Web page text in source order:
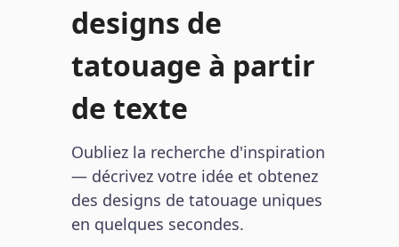
designs de
tatouage à partir
de texte
Oubliez la recherche d'inspiration
— décrivez votre idée et obtenez
des designs de tatouage uniques
en quelques secondes.